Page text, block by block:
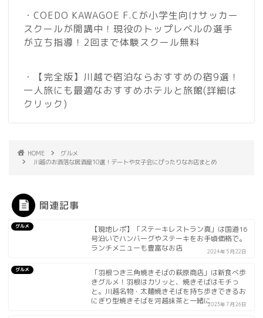
・COEDO KAWAGOE F.Cが小学生向けサッカー
スクールが開講中！現役のトップレベルの選手
が立ち指導！2回まで体験スクール無料
・【完全版】川越で宿泊ならおすすめの宿9選！
一人旅にも最適なおすすめホテルと旅館(詳細は
クリック)
HOME
グルメ
川越のお洒落な居酒屋10選！デートや女子会にぴったりなお店まとめ
関連記事
グルメ
【現地レポ】「ステーキレストラン真」は国道16
号沿いでハンバーグやステーキをお手頃価格で。
ランチメニューも豊富なお店
2024年5月22日
グルメ
「羽根つき三角焼きそばの萩原商店」は新食べ歩
きグルメ！羽根はカリッと、焼きそばはモチっ
と。川越名物・太麺焼きそばを持ち歩きできるお
にぎり型焼きそばを河越抹茶と一緒に2023年7月26日